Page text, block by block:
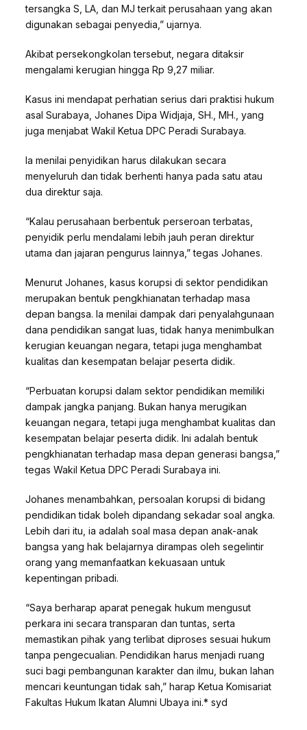
tersangka S, LA, dan MJ terkait perusahaan yang akan
digunakan sebagai penyedia,” ujarnya.
Akibat persekongkolan tersebut, negara ditaksir
mengalami kerugian hingga Rp 9,27 miliar.
Kasus ini mendapat perhatian serius dari praktisi hukum
asal Surabaya, Johanes Dipa Widjaja, SH., MH., yang
juga menjabat Wakil Ketua DPC Peradi Surabaya.
Ia menilai penyidikan harus dilakukan secara
menyeluruh dan tidak berhenti hanya pada satu atau
dua direktur saja.
“Kalau perusahaan berbentuk perseroan terbatas,
penyidik perlu mendalami lebih jauh peran direktur
utama dan jajaran pengurus lainnya,” tegas Johanes.
Menurut Johanes, kasus korupsi di sektor pendidikan
merupakan bentuk pengkhianatan terhadap masa
depan bangsa. Ia menilai dampak dari penyalahgunaan
dana pendidikan sangat luas, tidak hanya menimbulkan
kerugian keuangan negara, tetapi juga menghambat
kualitas dan kesempatan belajar peserta didik.
“Perbuatan korupsi dalam sektor pendidikan memiliki
dampak jangka panjang. Bukan hanya merugikan
keuangan negara, tetapi juga menghambat kualitas dan
kesempatan belajar peserta didik. Ini adalah bentuk
pengkhianatan terhadap masa depan generasi bangsa,”
tegas Wakil Ketua DPC Peradi Surabaya ini.
Johanes menambahkan, persoalan korupsi di bidang
pendidikan tidak boleh dipandang sekadar soal angka.
Lebih dari itu, ia adalah soal masa depan anak-anak
bangsa yang hak belajarnya dirampas oleh segelintir
orang yang memanfaatkan kekuasaan untuk
kepentingan pribadi.
“Saya berharap aparat penegak hukum mengusut
perkara ini secara transparan dan tuntas, serta
memastikan pihak yang terlibat diproses sesuai hukum
tanpa pengecualian. Pendidikan harus menjadi ruang
suci bagi pembangunan karakter dan ilmu, bukan lahan
mencari keuntungan tidak sah,” harap Ketua Komisariat
Fakultas Hukum Ikatan Alumni Ubaya ini.* syd